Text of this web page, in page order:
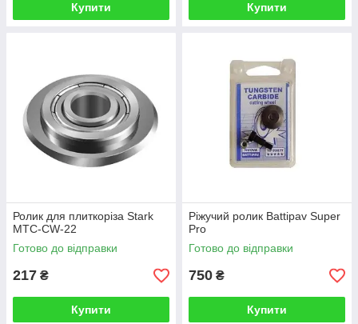
Купити Купити
Ролик для плиткоріза Stark
MTC-CW-22
Готово до відправки
217 ₴
Купити
Ріжучий ролик Battipav Super
Pro
Готово до відправки
750 ₴
Купити